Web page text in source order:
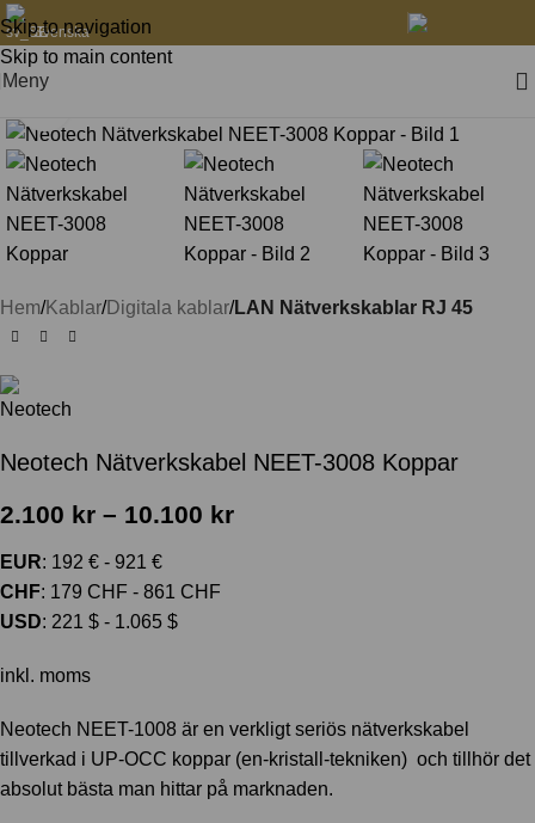
Skip to navigation
Skip to main content
Svenska
Meny
Hem Kablar Digitala kablar LAN Nätverkskablar RJ 45
Neotech Nätverkskabel NEET-3008 Koppar
2.100 kr – 10.100 kr
EUR: 192 € - 921 €
CHF: 179 CHF - 861 CHF
USD: 221 $ - 1.065 $
inkl. moms
Neotech NEET-1008 är en verkligt seriös nätverkskabel
tillverkad i UP-OCC koppar (en-kristall-tekniken) och tillhör det
absolut bästa man hittar på marknaden.